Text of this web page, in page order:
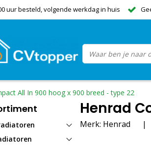
uur besteld, volgende werkdag in huis
All In 900 hoog x 900 breed - type 22
Henrad
Merk: Henrad |